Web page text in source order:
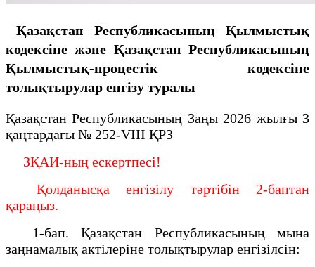
Қазақстан Республикасының Қылмыстық
кодексіне және Қазақстан Республикасының
Қылмыстық-процестік кодексіне
толықтырулар енгізу туралы
Қазақстан Республикасының Заңы 2026 жылғы 3
қаңтардағы № 252-VIII ҚРЗ
ЗҚАИ-ның ескертпесі!
Қолданысқа енгізілу тәртібін 2-баптан
қараңыз.
1-бап. Қазақстан Республикасының мына
заңнамалық актілеріне толықтырулар енгізілсін: